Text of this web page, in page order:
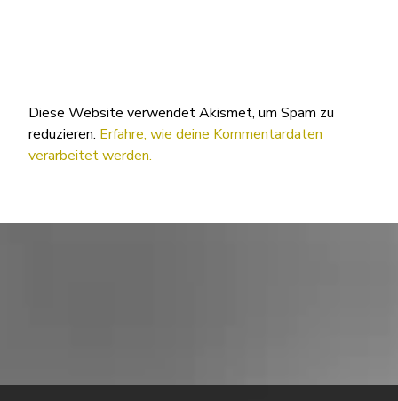
Diese Website verwendet Akismet, um Spam zu
reduzieren. Erfahre, wie deine Kommentardaten
verarbeitet werden.